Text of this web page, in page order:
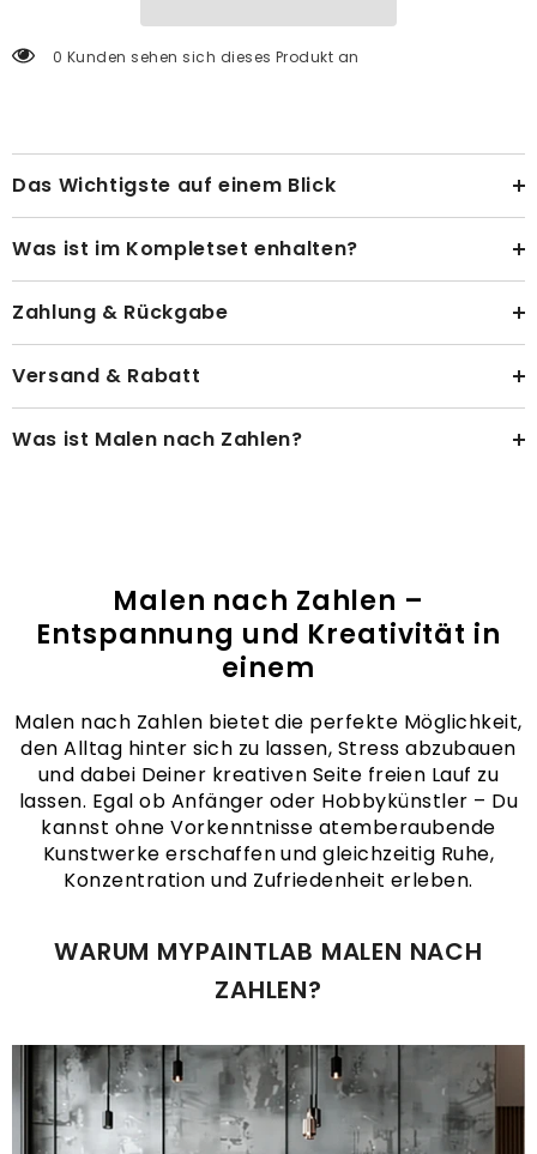
0 Kunden sehen sich dieses Produkt an
Das Wichtigste auf einem Blick
Was ist im Kompletset enhalten?
Zahlung & Rückgabe
Versand & Rabatt
Was ist Malen nach Zahlen?
Malen nach Zahlen –
Entspannung und Kreativität in
einem
Malen nach Zahlen bietet die perfekte Möglichkeit,
den Alltag hinter sich zu lassen, Stress abzubauen
und dabei Deiner kreativen Seite freien Lauf zu
lassen. Egal ob Anfänger oder Hobbykünstler – Du
kannst ohne Vorkenntnisse atemberaubende
Kunstwerke erschaffen und gleichzeitig Ruhe,
Konzentration und Zufriedenheit erleben.
WARUM MYPAINTLAB MALEN NACH
ZAHLEN?